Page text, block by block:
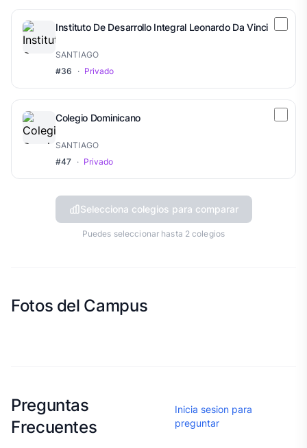
Instituto De Desarrollo Integral Leonardo Da Vinci
SANTIAGO
#36
· Privado
Colegio Dominicano
SANTIAGO
#47 · Privado
Selecciona colegios para comparar
Puedes seleccionar hasta 2 colegios
Fotos del Campus
Preguntas
Frecuentes
Inicia sesion para
preguntar